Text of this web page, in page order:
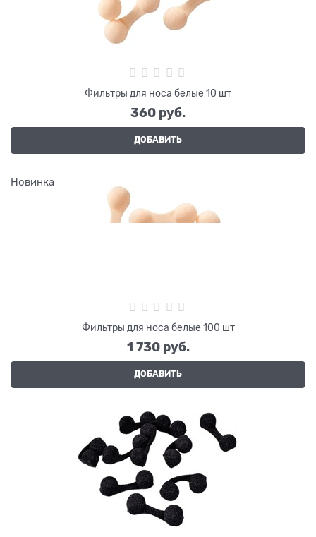
Фильтры для носа белые 10 шт
360 руб.
ДОБАВИТЬ
Новинка
Фильтры для носа белые 100 шт
1 730 руб.
ДОБАВИТЬ